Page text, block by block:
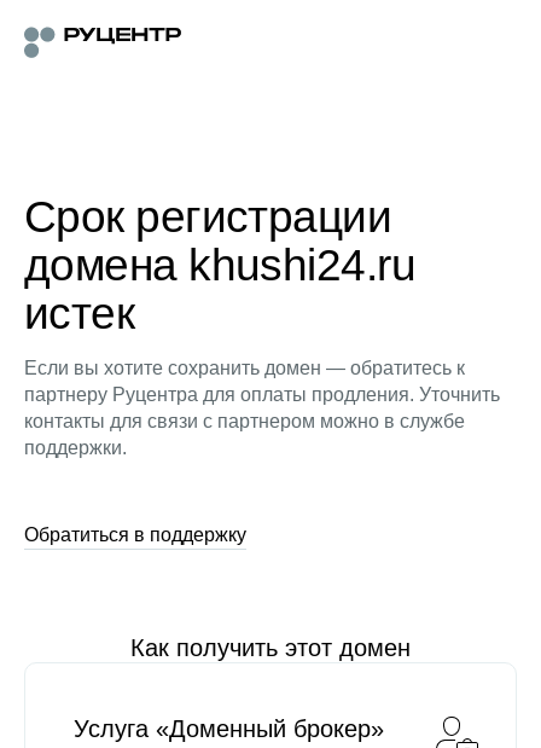
Срок регистрации
домена khushi24.ru
истек
Если вы хотите сохранить домен — обратитесь к
партнеру Руцентра для оплаты продления. Уточнить
контакты для связи с партнером можно в службе
поддержки.
Обратиться в поддержку
Как получить этот домен
Услуга «Доменный брокер»